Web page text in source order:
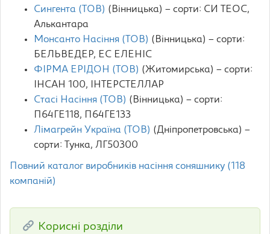
Сингента (ТОВ) (Вінницька) – сорти: CИ ТЕОС,
Алькантара
Монсанто Насіння (ТОВ) (Вінницька) – сорти:
БЕЛЬВЕДЕР, ЕС ЕЛЕНІС
ФІРМА ЕРІДОН (ТОВ) (Житомирська) – сорти:
ІНСАН 100, ІНТЕРСТЕЛЛАР
Стасі Насіння (ТОВ) (Вінницька) – сорти:
П64ГЕ118, П64ГЕ133
Лімагрейн Україна (ТОВ) (Дніпропетровська) –
сорти: Tунка, ЛГ50300
Повний каталог виробників насіння соняшнику (118
компаній)
Корисні розділи